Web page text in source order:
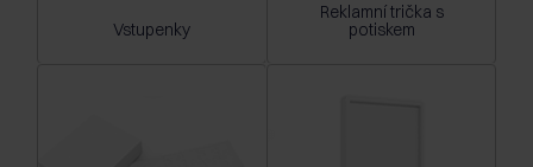
Vstupenky
Reklamní trička s
potiskem